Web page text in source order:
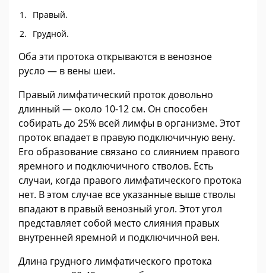
Правый.
Грудной.
Оба эти протока открываются в венозное
русло — в вены шеи.
Правый лимфатический проток довольно
длинный — около 10-12 см. Он способен
собирать до 25% всей лимфы в организме. Этот
проток впадает в правую подключичную вену.
Его образование связано со слиянием правого
яремного и подключичного стволов. Есть
случаи, когда правого лимфатического протока
нет. В этом случае все указанные выше стволы
впадают в правый венозный угол. Этот угол
представляет собой место слияния правых
внутренней яремной и подключичной вен.
Длина грудного лимфатического протока